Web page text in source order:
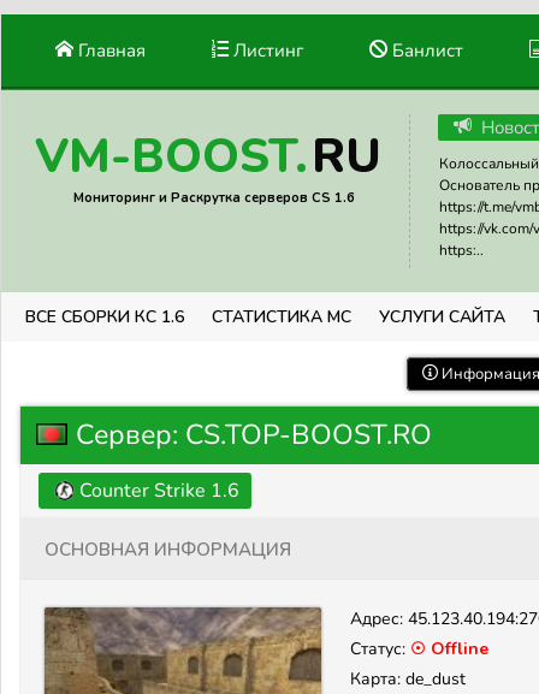
Главная Листинг Банлист
VM-BOOST.RU
Мониторинг и Раскрутка серверов CS 1.6
Основатель
https://t.me/
https://vk.com/
https:..
ВСЕ СБОРКИ КС 1.6 СТАТИСТИКА МС УСЛУГИ САЙТА
Сервер: CS.TOP-BOOST.RO
Counter Strike 1.6
Основная информация
Адрес:
Статус: ☉ Offline
Карта: de_dust